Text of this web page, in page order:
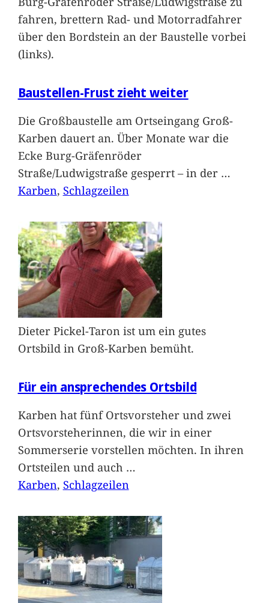
fahren, brettern Rad- und Motorradfahrer
über den Bordstein an der Baustelle vorbei
(links).
Baustellen-Frust zieht weiter
Die Großbaustelle am Ortseingang Groß-
Karben dauert an. Über Monate war die
Ecke Burg-Gräfenröder
Straße/Ludwigstraße gesperrt – in der …
Karben, Schlagzeilen
Dieter Pickel-Taron ist um ein gutes
Ortsbild in Groß-Karben bemüht.
Für ein ansprechendes Ortsbild
Karben hat fünf Ortsvorsteher und zwei
Ortsvorsteherinnen, die wir in einer
Sommerserie vorstellen möchten. In ihren
Ortsteilen und auch …
Karben, Schlagzeilen